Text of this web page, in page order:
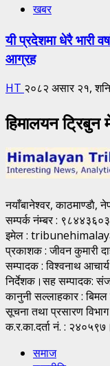
खबर
यी प्रदेशमा धेरै भारी
आग्रह
HT २०८२ असार २१,
हिमालयन ट्रिबुन
नयाँबानेश्वर, काठमाण्डाै,
सम्पर्क नंम्बर :
इमेल :
प्रकाशक : जीवन कुमारी
सम्पादक : विश्वनाथ आचार्य
निर्देशक।सह सम्पादक:
कानुनी सल्लाहकार :
सूचना तथा प्रसारण
क.र.का.दर्ता नं. :
समाज